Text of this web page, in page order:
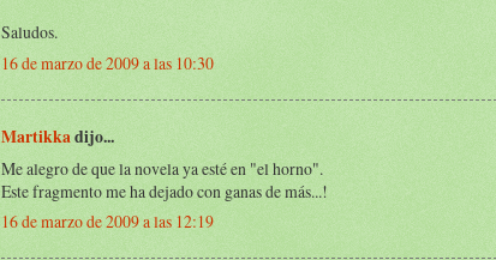
Saludos.
16 de marzo de 2009 a las 10:30
Martikkadijo...
Me alegro de que la novela ya esté en "el horno".
Este fragmento me ha dejado con ganas de más...!
16 de marzo de 2009 a las 12:19